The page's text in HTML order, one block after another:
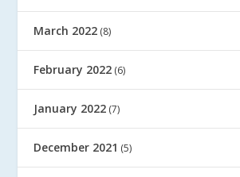
March 2022 (8)
February 2022 (6)
January 2022 (7)
December 2021 (5)